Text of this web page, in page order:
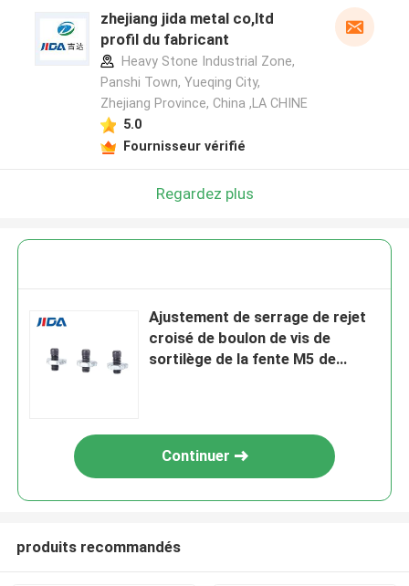
zhejiang jida metal co,ltd
profil du fabricant
Heavy Stone Industrial Zone,
Panshi Town, Yueqing City,
Zhejiang Province, China ,LA CHINE
5.0
Fournisseur vérifié
Regardez plus
Ajustement de serrage de rejet
croisé de boulon de vis de
sortilège de la fente M5 de
Continuer
produits recommandés